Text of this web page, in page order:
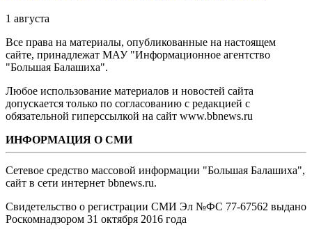
1 августа
Все права на материалы, опубликованные на настоящем
сайте, принадлежат МАУ "Информационное агентство
"Большая Балашиха".
Любое использование материалов и новостей сайта
допускается только по согласованию с редакцией с
обязательной гиперссылкой на сайт www.bbnews.ru
ИНФОРМАЦИЯ О СМИ
Сетевое средство массовой информации "Большая Балашиха",
сайт в сети интернет bbnews.ru.
Свидетельство о регистрации СМИ Эл №ФС ‎77-67562 выдано
Роскомнадзором 31 октября 2016 года